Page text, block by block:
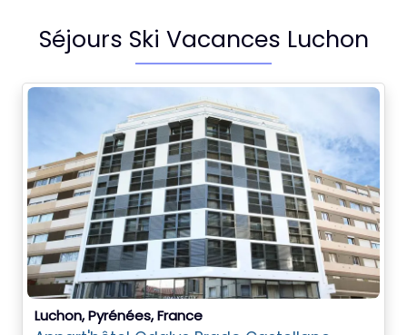
Séjours Ski Vacances Luchon
Luchon, Pyrénées, France